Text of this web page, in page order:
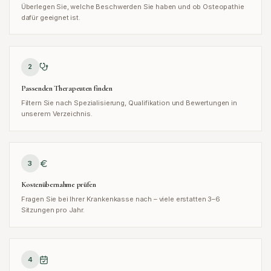
Überlegen Sie, welche Beschwerden Sie haben und ob Osteopathie
dafür geeignet ist.
2
Passenden Therapeuten finden
Filtern Sie nach Spezialisierung, Qualifikation und Bewertungen in
unserem Verzeichnis.
3
Kostenübernahme prüfen
Fragen Sie bei Ihrer Krankenkasse nach – viele erstatten 3–6
Sitzungen pro Jahr.
4